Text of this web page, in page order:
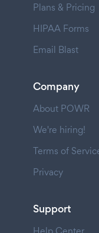
Plans & Pricing
HIPAA Forms
Email Blast
Company
About POWR
We're hiring!
Terms of
Privacy
Support